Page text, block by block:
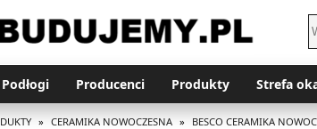
Podłogi Producenci Produkty Strefa
» CERAMIKA NOWOCZESNA » BESCO CERAMIKA